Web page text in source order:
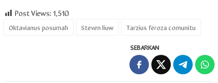
Post Views:1,510
Oktavianus posumah Steven liuw Tarzius feroza comunitu
SEBARKAN